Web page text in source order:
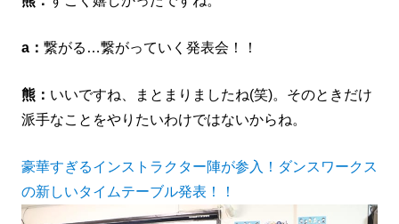
a： 繋がる…繋がっていく発表会！！
熊： いいですね、まとまりましたね(笑)。 そのときだけ
派手なことをやりたいわけではないからね。
豪華すぎるインストラクター陣が参入！ダンスワークス
の新しいタイムテーブル発表！！